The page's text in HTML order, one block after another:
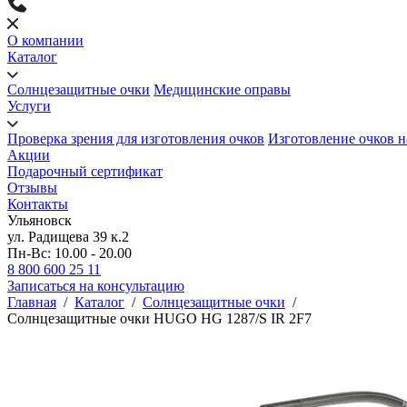
О компании
Каталог
Солнцезащитные очки Медицинские оправы
Услуги
Проверка зрения для изготовления очков Изготовление очков
Акции
Подарочный сертификат
Отзывы
Контакты
Ульяновск
ул. Радищева 39 к.2
Пн-Вс: 10.00 - 20.00
8 800 600 25 11
Записаться на консультацию
Главная / Каталог / Солнцезащитные очки /
Солнцезащитные очки HUGO HG 1287/S IR 2F7